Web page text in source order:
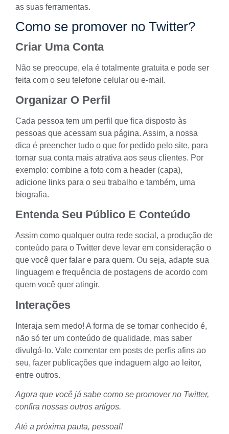
as suas ferramentas.
Como se promover no Twitter?
Criar Uma Conta
Não se preocupe, ela é totalmente gratuita e pode ser
feita com o seu telefone celular ou e-mail.
Organizar O Perfil
Cada pessoa tem um perfil que fica disposto às
pessoas que acessam sua página. Assim, a nossa
dica é preencher tudo o que for pedido pelo site, para
tornar sua conta mais atrativa aos seus clientes. Por
exemplo: combine a foto com a header (capa),
adicione links para o seu trabalho e também, uma
biografia.
Entenda Seu Público E Conteúdo
Assim como qualquer outra rede social, a produção de
conteúdo para o Twitter deve levar em consideração o
que você quer falar e para quem. Ou seja, adapte sua
linguagem e frequência de postagens de acordo com
quem você quer atingir.
Interações
Interaja sem medo! A forma de se tornar conhecido é,
não só ter um conteúdo de qualidade, mas saber
divulgá-lo. Vale comentar em posts de perfis afins ao
seu, fazer publicações que indaguem algo ao leitor,
entre outros.
Agora que você já sabe como se promover no Twitter,
confira nossas outros artigos.
Até a próxima pauta, pessoal!